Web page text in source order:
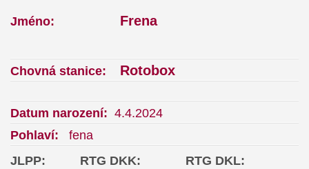
Jméno: Frena
Chovná stanice: Rotobox
Datum narození: 4.4.2024
Pohlaví: fena
JLPP: RTG DKK: RTG DKL: